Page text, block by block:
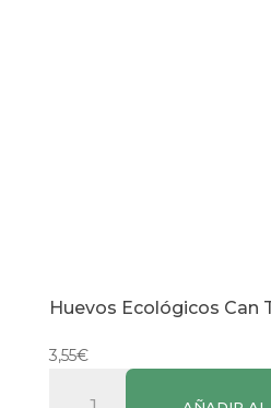
Huevos Ecológicos Can
3,55€